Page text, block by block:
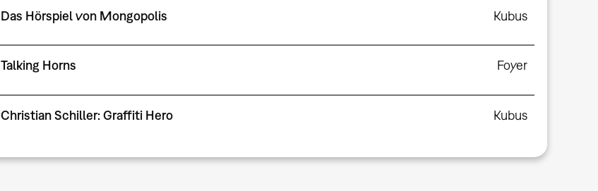
Das Hörspiel von Mongopolis Kubus
Talking Horns Foyer
Christian Schiller: Graffiti Hero Kubus